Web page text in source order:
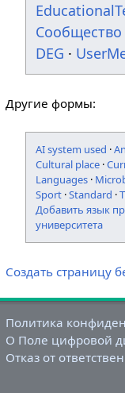
Сообщество
DEG ·
Другие формы:
AI system used ·
Cultural place ·
Languages ·
Sport ·Standard ·
Добавить язык
университета
Создать страницу
Политика
О Поле цифровой
Отказ от